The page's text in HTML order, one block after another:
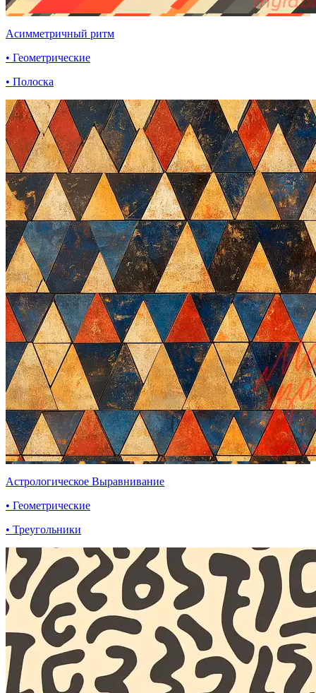
Асимметричный ритм
• Геометрические
• Полоска
Астрологическое Выравнивание
• Геометрические
• Треугольники